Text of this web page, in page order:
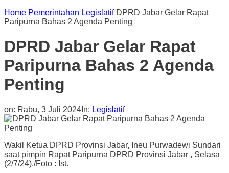
Home Pemerintahan Legislatif DPRD Jabar Gelar Rapat
Paripurna Bahas 2 Agenda Penting
DPRD Jabar Gelar Rapat
Paripurna Bahas 2 Agenda
Penting
on: Rabu, 3 Juli 2024 In: Legislatif
Wakil Ketua DPRD Provinsi Jabar, Ineu Purwadewi Sundari
saat pimpin Rapat Paripurna DPRD Provinsi Jabar , Selasa
(2/7/24)./Foto : Ist.